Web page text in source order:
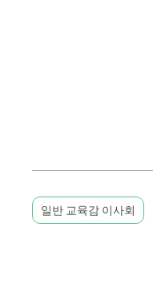
일반 교육감 이사회